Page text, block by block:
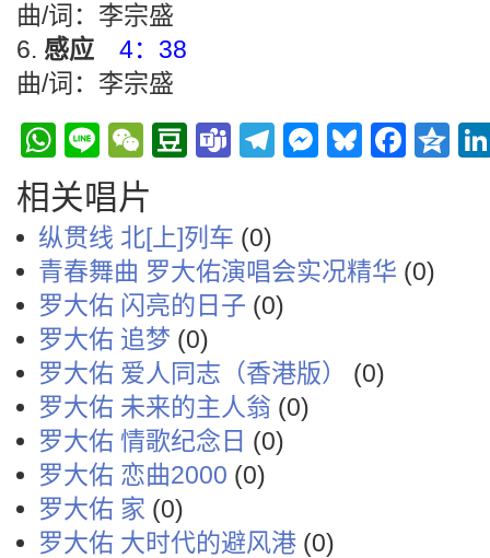
曲/词：李宗盛
感应
4：38
曲/词：李宗盛
WhatsApp
LineWeChat
Douban
TeamsTelegramBluesky
相关唱片
纵贯线 北[上]列车 (0)
青春舞曲 罗大佑演唱会实况精华 (0)
罗大佑 闪亮的日子 (0)
罗大佑 追梦 (0)
罗大佑 爱人同志（香港版）
(0)
罗大佑 未来的主人翁 (0)
罗大佑 情歌纪念日 (0)
罗大佑 恋曲2000 (0)
罗大佑 家 (0)
罗大佑 大时代的避风港 (0)